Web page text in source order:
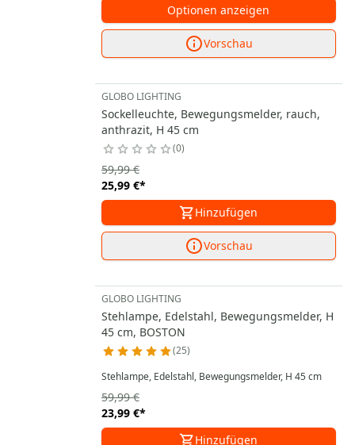
Optionen anzeigen
Vorschau
GLOBO LIGHTING
Sockelleuchte, Bewegungsmelder, rauch,
anthrazit, H 45 cm
0
25,99 €*
59,99 €
Hinzufügen
Vorschau
GLOBO LIGHTING
Stehlampe, Edelstahl, Bewegungsmelder, H
45 cm, BOSTON
25
Stehlampe, Edelstahl, Bewegungsmelder, H 45 cm
23,99 €*
59,99 €
Hinzufügen